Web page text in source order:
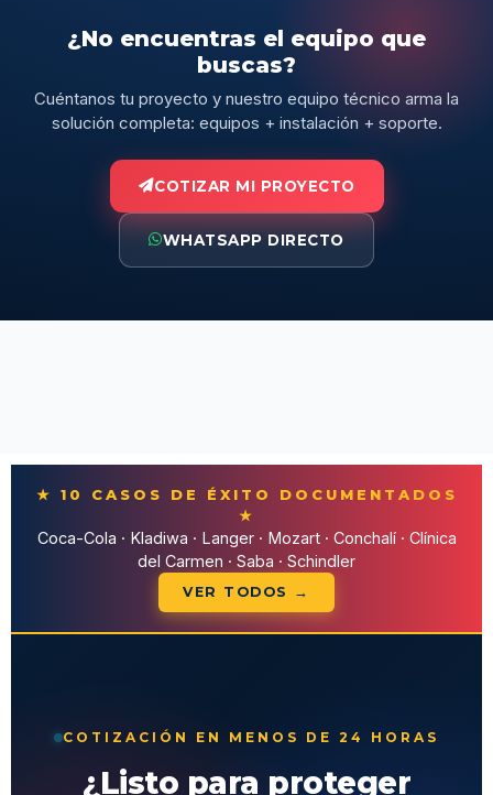
¿No encuentras el equipo que
buscas?
Cuéntanos tu proyecto y nuestro equipo técnico arma la
solución completa: equipos + instalación + soporte.
COTIZAR MI PROYECTO
WHATSAPP DIRECTO
★ 10 CASOS DE ÉXITO DOCUMENTADOS
★
Coca-Cola · Kladiwa · Langer · Mozart · Conchalí · Clínica
del Carmen · Saba · Schindler
VER TODOS →
COTIZACIÓN EN MENOS DE 24 HORAS
¿Listo para proteger